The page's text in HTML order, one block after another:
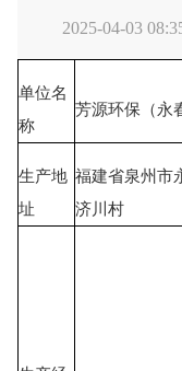
2025-04-03
单位名
称
芳源环保（永
生产地
址
福建省泉州市
济川村